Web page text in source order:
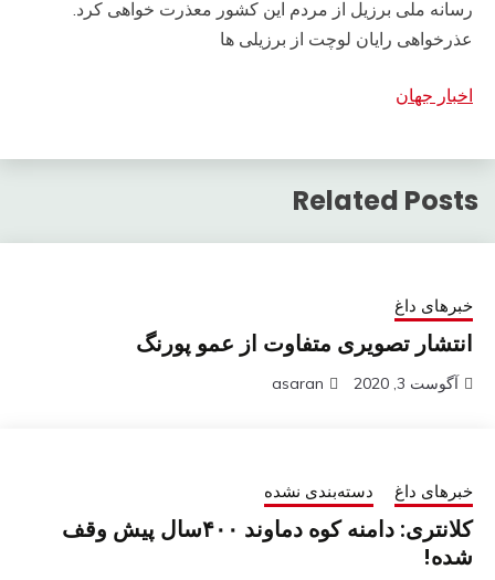
رسانه ملی برزیل از مردم این کشور معذرت خواهی کرد.
عذرخواهی رایان لوچت از برزیلی ها
اخبار جهان
Related Posts
خبرهای داغ
انتشار تصویری متفاوت از عمو پورنگ
آگوست 3, 2020 asaran
خبرهای داغ دسته‌بندی نشده
کلانتری: دامنه کوه دماوند ۴۰۰سال پیش وقف
شده!